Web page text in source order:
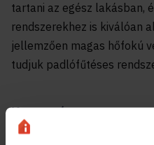
tartani az egész lakásban,
rendszerekhez is kiválóan
jellemzően magas hőfokú
tudjuk padlófűtéses
Megosztás: